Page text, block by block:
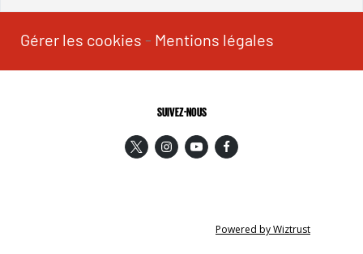
Gérer les cookies - Mentions légales
SUIVEZ-NOUS
Powered by Wiztrust